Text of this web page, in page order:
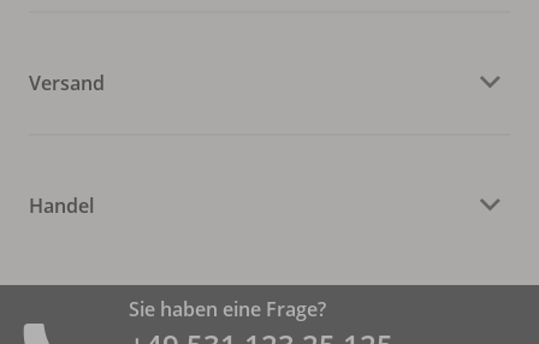
Versand
Handel
Sie haben eine Frage?